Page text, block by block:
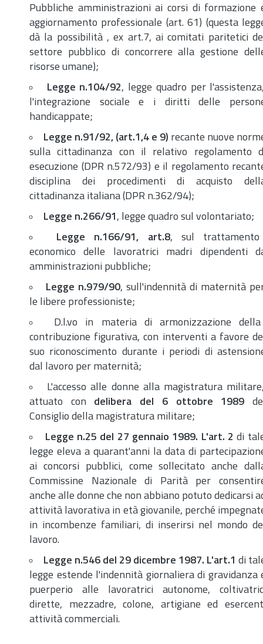
Pubbliche amministrazioni ai corsi di formazione
aggiornamento professionale (art. 61) (questa
dà la possibilità , ex art.7, ai comitati paritetici
settore pubblico di concorrere alla gestione
risorse umane);
Legge n.104/92, legge quadro per
l'integrazione sociale e i diritti delle
handicappate;
Legge n.91/92, (art.1,4 e 9) recante nuove
sulla cittadinanza con il relativo regolamento
esecuzione (DPR n.572/93) e il regolamento
disciplina dei procedimenti di acquisto
cittadinanza italiana (DPR n.362/94);
Legge n.266/91 , legge quadro sul volontariato;
Legge n.166/91, art.8, sul trattamento
economico delle lavoratrici madri dipendenti
amministrazioni pubbliche;
Legge n.979/90, sull'indennità di maternità
le libere professioniste;
D.l.vo in materia di armonizzazione della
contribuzione figurativa, con interventi a favore
suo riconoscimento durante i periodi di
dal lavoro per maternità;
L'accesso alle donne alla magistratura
attuato con delibera del 6 ottobre 1989
Consiglio della magistratura militare;
Legge n.25 del 27 gennaio 1989. L'art. 2 di
legge eleva a quarant'anni la data di
ai concorsi pubblici, come sollecitato anche
Commissine Nazionale di Parità per
anche alle donne che non abbiano potuto dedicarsi
attività lavorativa in età giovanile, perché
in incombenze familiari, di inserirsi nel mondo
lavoro.
Legge n.546 del 29 dicembre 1987. L'art.1 di
legge estende l'indennità giornaliera di gravidanza
puerperio alle lavoratrici autonome,
dirette, mezzadre, colone, artigiane ed
attività commerciali.